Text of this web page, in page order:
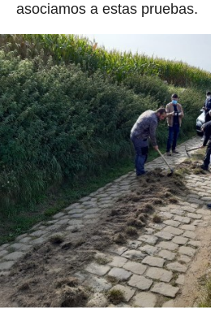
asociamos a estas pruebas.